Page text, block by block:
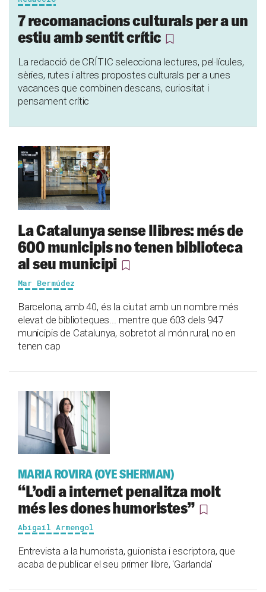
7 recomanacions culturals per a un
estiu amb sentit crític
La redacció de CRÍTIC selecciona lectures, pel·lícules,
sèries, rutes i altres propostes culturals per a unes
vacances que combinen descans, curiositat i
pensament crític
La Catalunya sense llibres: més de
600 municipis no tenen biblioteca
al seu municipi
Mar Bermúdez
Barcelona, amb 40, és la ciutat amb un nombre més
elevat de biblioteques... mentre que 603 dels 947
municipis de Catalunya, sobretot al món rural, no en
tenen cap
MARIA ROVIRA (OYE SHERMAN)
“L’odi a internet penalitza molt
més les dones humoristes”
Abigail Armengol
Entrevista a la humorista, guionista i escriptora, que
acaba de publicar el seu primer llibre, 'Garlanda'